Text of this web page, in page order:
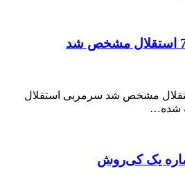
پیراهن شماره 7 استقلال مشخص شد سرمربی استقلال
شده…
یک کی‌روش